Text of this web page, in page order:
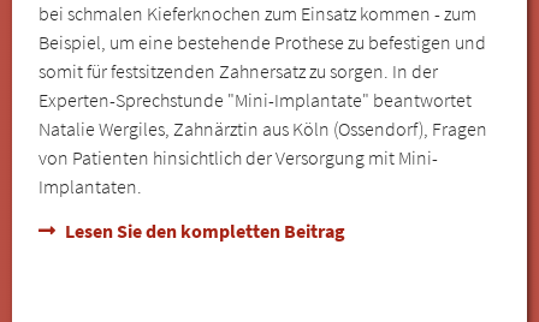
bei schmalen Kieferknochen zum Einsatz kommen - zum
Beispiel, um eine bestehende Prothese zu befestigen und
somit für festsitzenden Zahnersatz zu sorgen. In der
Experten-Sprechstunde "Mini-Implantate" beantwortet
Natalie Wergiles, Zahnärztin aus Köln (Ossendorf), Fragen
von Patienten hinsichtlich der Versorgung mit Mini-
Implantaten.
Lesen Sie den kompletten Beitrag